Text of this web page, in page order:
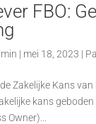
FBO:
| mei 18, 2023 |
Zakelijke Kans
kans
Owner)...